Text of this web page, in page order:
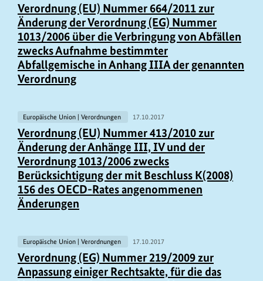
Verordnung (EU) Nummer 664/2011 zur
Änderung der Verordnung (EG) Nummer
1013/2006 über die Verbringung von Abfällen
zwecks Aufnahme bestimmter
Abfallgemische in Anhang IIIA der genannten
Verordnung
Europäische Union | Verordnungen 17.10.2017
Verordnung (EU) Nummer 413/2010 zur
Änderung der Anhänge III, IV und der
Verordnung 1013/2006 zwecks
Berücksichtigung der mit Beschluss K(2008)
156 des OECD-Rates angenommenen
Änderungen
Europäische Union | Verordnungen 17.10.2017
Verordnung (EG) Nummer 219/2009 zur
Anpassung einiger Rechtsakte, für die das